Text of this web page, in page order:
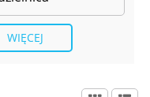
WIĘCEJ